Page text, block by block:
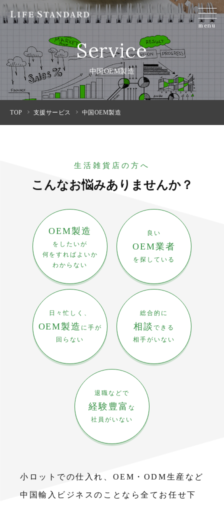
menu
Service
中国OEM製造
TOP 支援サービス 中国OEM製造
生活雑貨店の方へ
こんなお悩みありませんか？
OEM製造
をしたいが
何をすればよいか
わからない
良い
OEM業者
を探している
日々忙しく、
OEM製造 に手が
回らない
総合的に
相談 できる
相手がいない
退職などで
経験豊富 な
社員がいない
小ロットでの仕入れ、OEM・ODM生産など
中国輸入ビジネスのことなら全てお任せ下